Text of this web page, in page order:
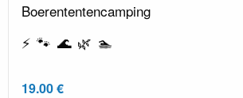
Boerententencamping
⚡ 🐾 🌊 🌿 🏊
19.00 €